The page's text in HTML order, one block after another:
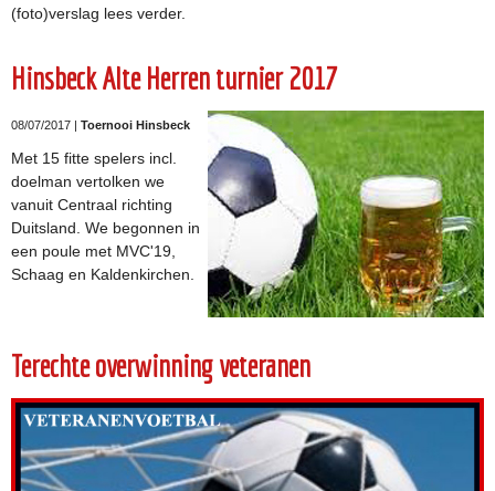
(foto)verslag lees verder.
Hinsbeck Alte Herren turnier 2017
08/07/2017 | Toernooi Hinsbeck
Met 15 fitte spelers incl.
doelman vertolken we
vanuit Centraal richting
Duitsland. We begonnen in
een poule met MVC'19,
Schaag en Kaldenkirchen.
Terechte overwinning veteranen